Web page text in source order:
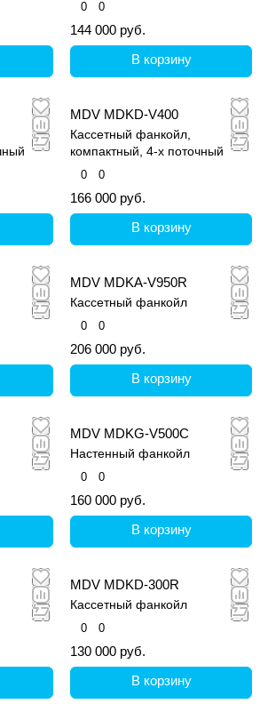
0 0
144 000 руб.
В корзину
MDV MDKD-V400
Кассетный фанкойл,
компактный, 4-х поточный
0 0
166 000 руб.
В корзину
MDV MDKA-V950R
Кассетный фанкойл
0 0
206 000 руб.
В корзину
MDV MDKG-V500C
Настенный фанкойл
0 0
160 000 руб.
В корзину
MDV MDKD-300R
Кассетный фанкойл
0 0
130 000 руб.
В корзину